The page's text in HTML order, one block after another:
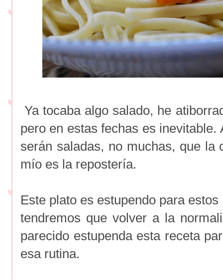
Ya tocaba algo salado, he
pero en estas fechas es
serán saladas, no muchas, que
mío es la repostería.
Este plato es estupendo para
tendremos que volver a la
parecido estupenda esta receta
esa rutina.